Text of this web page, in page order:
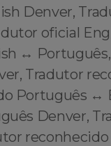
Denver,
oficial
↔️
Tradutor
Português ↔️
Denver,